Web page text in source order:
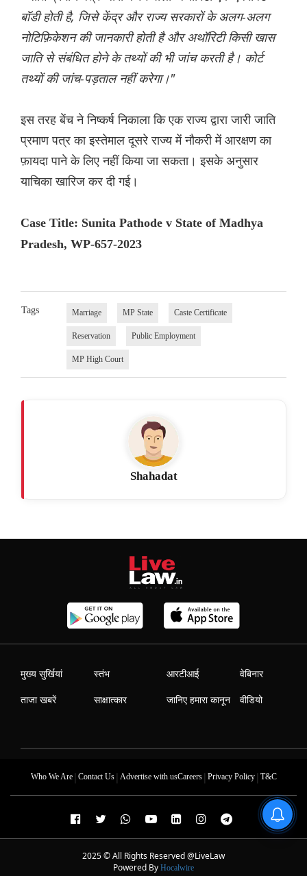
बॉडी होती है, जिसे केंद्र और राज्य सरकारों के अलग-अलग
नोटिफ़िकेशन की जानकारी होती है और अथॉरिटी किसी खास
जाति से संबंधित होने के तथ्यों की भी जांच करती है। कोर्ट
तथ्यों की जांच-पड़ताल नहीं करेगा।"
इस तरह बेंच ने निष्कर्ष निकाला कि एक राज्य द्वारा जारी जाति
प्रमाण पत्र का इस्तेमाल दूसरे राज्य में नौकरी में आरक्षण का
फ़ायदा पाने के लिए नहीं किया जा सकता। इसके अनुसार
याचिका खारिज कर दी गई।
Case Title: Sunita Pathode v State of Madhya
Pradesh, WP-657-2023
Tags Marriage MP State Caste Certificate
Reservation Public Employment
MP High Court
Shahadat
मुख्य सुर्खियां
ताजा खबरें
स्तंभ
साक्षात्कार
आरटीआई
जानिए हमारा कानून
वेबिनार
वीडियो
Who We Are| Contact Us| Advertise with usCareers| Privacy Policy| T&C
2025 © All Rights Reserved @LiveLaw
Powered By Hocalwire